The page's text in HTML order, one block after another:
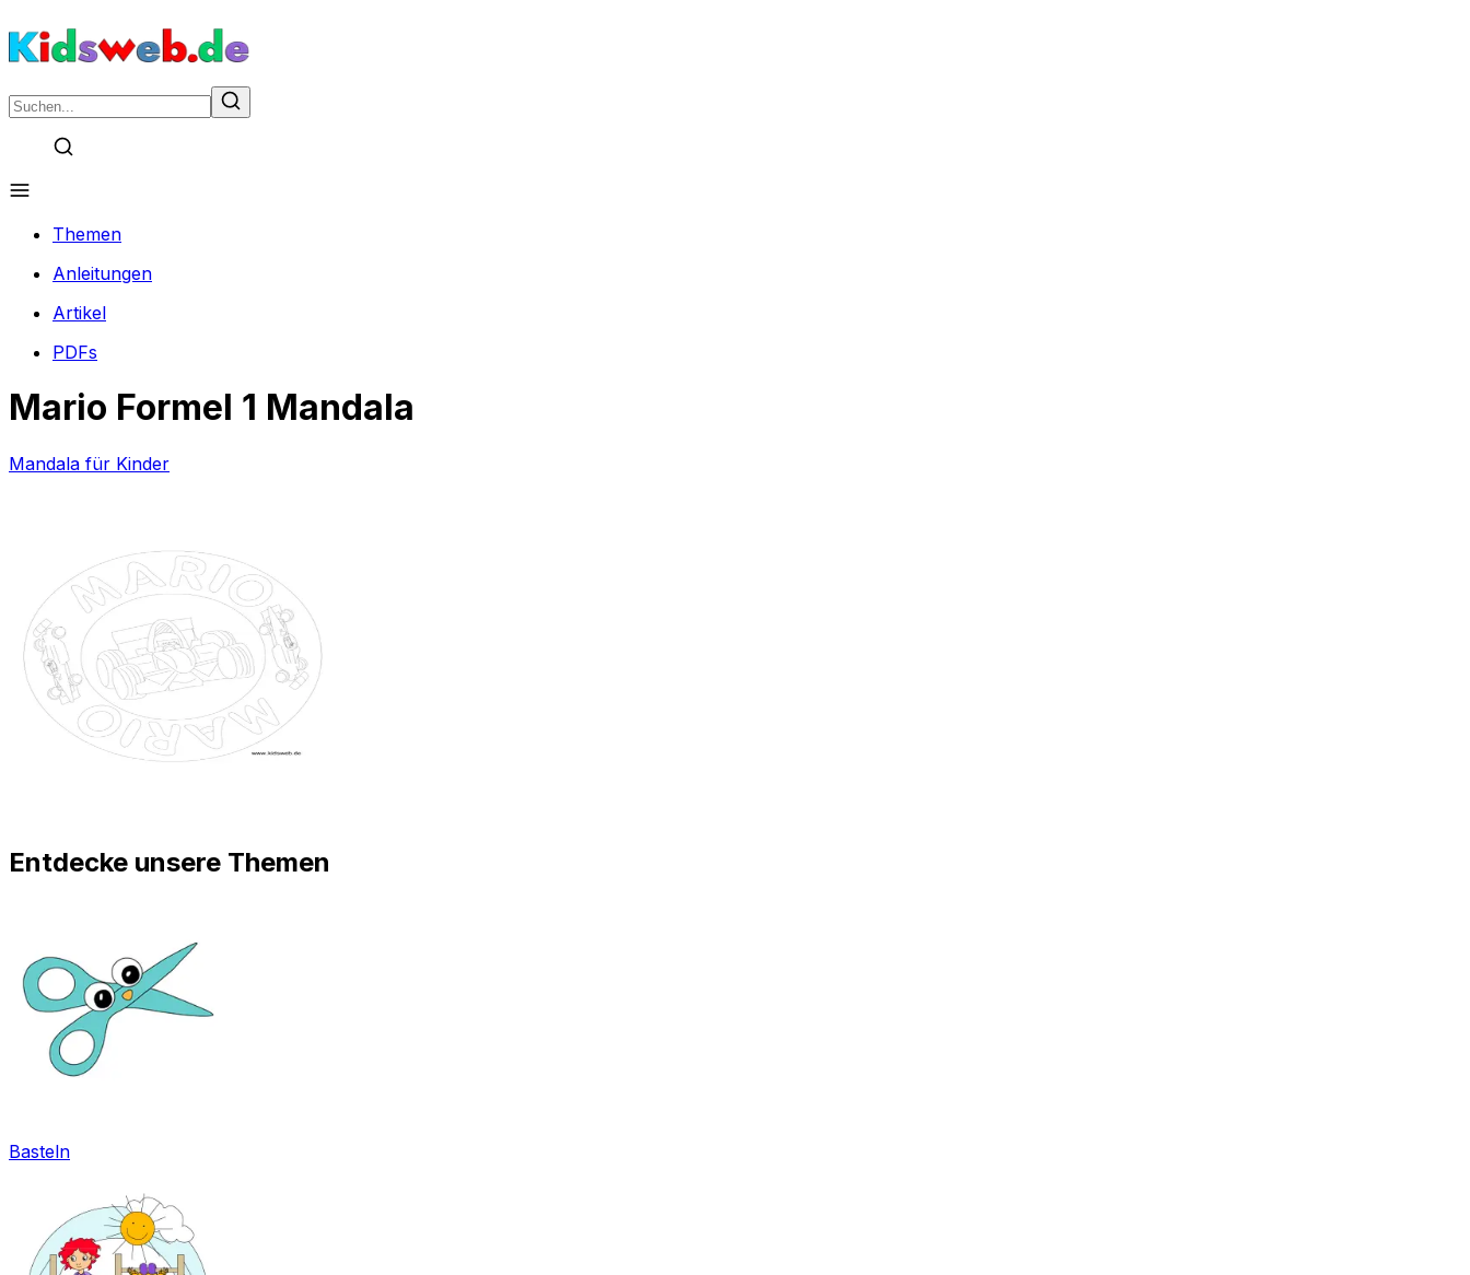
Themen
Anleitungen
Artikel
PDFs
Mario Formel 1 Mandala
Mandala für Kinder
Entdecke unsere Themen
Basteln